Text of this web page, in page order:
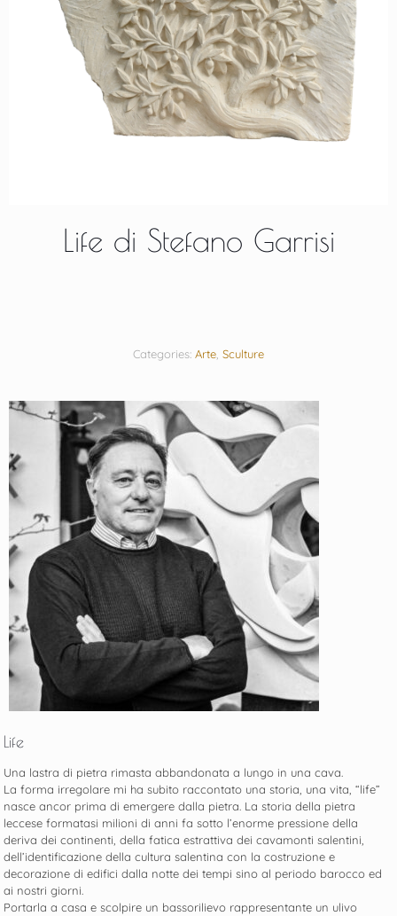
Life di Stefano Garrisi
Categories: Arte Sculture
Life
Una lastra di pietra rimasta abbandonata a lungo in una cava.
La forma irregolare mi ha subito raccontato una storia, una vita, “life”
nasce ancor prima di emergere dalla pietra. La storia della pietra
leccese formatasi milioni di anni fa sotto l’enorme pressione della
deriva dei continenti, della fatica estrattiva dei cavamonti salentini,
dell’identificazione della cultura salentina con la costruzione e
decorazione di edifici dalla notte dei tempi sino al periodo barocco ed
ai nostri giorni.
Portarla a casa e scolpire un bassorilievo rappresentante un ulivo